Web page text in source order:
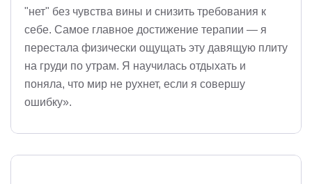
"нет" без чувства вины и снизить требования к
себе. Самое главное достижение терапии — я
перестала физически ощущать эту давящую плиту
на груди по утрам. Я научилась отдыхать и
поняла, что мир не рухнет, если я совершу
ошибку».